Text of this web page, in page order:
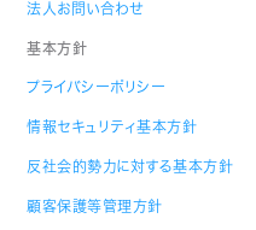
法人お問い合わせ
基本方針
プライバシーポリシー
情報セキュリティ基本方針
反社会的勢力に対する基本方針
顧客保護等管理方針